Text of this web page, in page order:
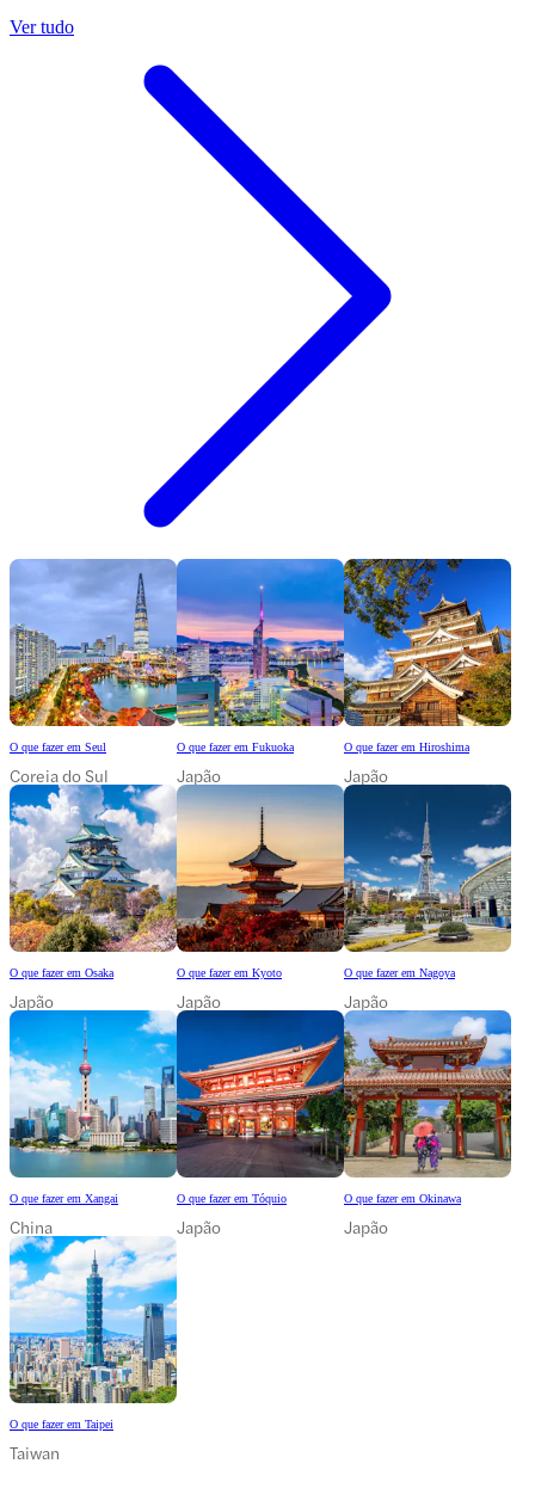
Ver tudo
O que fazer em Seul
Coreia do Sul
O que fazer em Fukuoka
Japão
O que fazer em Hiroshima
Japão
O que fazer em Osaka
Japão
O que fazer em Kyoto
Japão
O que fazer em Nagoya
Japão
O que fazer em Xangai
China
O que fazer em Tóquio
Japão
O que fazer em Okinawa
Japão
O que fazer em Taipei
Taiwan